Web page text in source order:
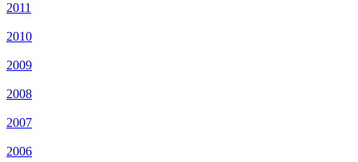
2011
2010
2009
2008
2007
2006